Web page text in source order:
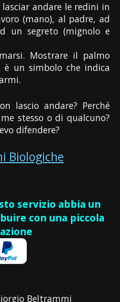
lasciar andare le redini in
(mano), al padre, ad
un segreto (mignolo e
Mostrare il palmo
un simbolo che indica
lascio andare? Perché
stesso o di qualcuno?
difendere?
Biologiche
servizio abbia un
con una piccola
Beltrammi